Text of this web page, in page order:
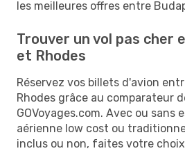
les meilleures offres entre
Trouver un vol pas cher
et Rhodes
Réservez vos billets d'avion
Rhodes grâce au comparateur
GOVoyages.com. Avec ou sans
aérienne low cost ou
inclus ou non, faites votre choix